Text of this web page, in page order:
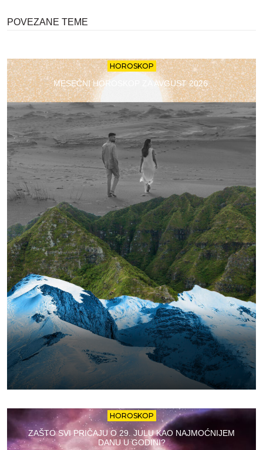
POVEZANE TEME
HOROSKOP
MESEČNI HOROSKOP ZA AVGUST 2026.
HOROSKOP
ZAŠTO SVI PRIČAJU O 29. JULU KAO NAJMOĆNIJEM
DANU U GODINI?